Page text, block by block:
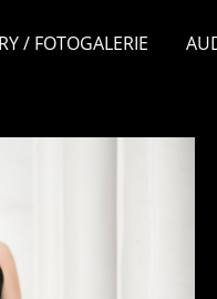
/ FOTOGALERIE